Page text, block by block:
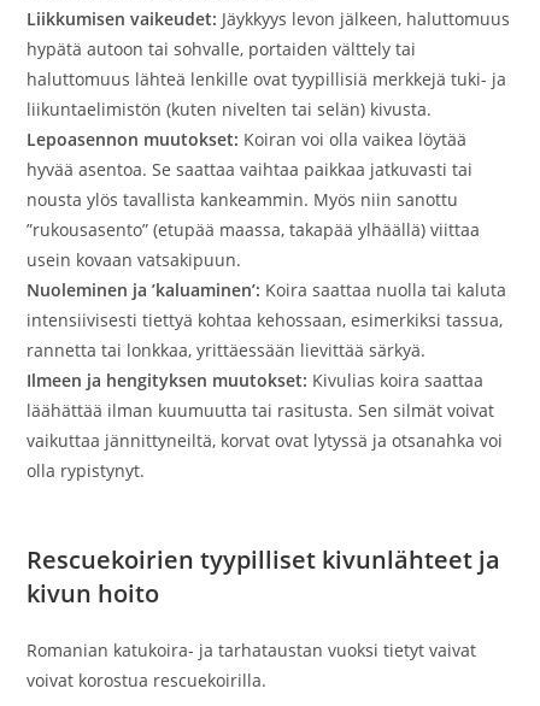
Liikkumisen vaikeudet: Jäykkyys levon jälkeen, haluttomuus
hypätä autoon tai sohvalle, portaiden välttely tai
haluttomuus lähteä lenkille ovat tyypillisiä merkkejä tuki- ja
liikuntaelimistön (kuten nivelten tai selän) kivusta.
Lepoasennon muutokset: Koiran voi olla vaikea löytää
hyvää asentoa. Se saattaa vaihtaa paikkaa jatkuvasti tai
nousta ylös tavallista kankeammin. Myös niin sanottu
”rukousasento” (etupää maassa, takapää ylhäällä) viittaa
usein kovaan vatsakipuun.
Nuoleminen ja ’kaluaminen’: Koira saattaa nuolla tai kaluta
intensiivisesti tiettyä kohtaa kehossaan, esimerkiksi tassua,
rannetta tai lonkkaa, yrittäessään lievittää särkyä.
Ilmeen ja hengityksen muutokset: Kivulias koira saattaa
läähättää ilman kuumuutta tai rasitusta. Sen silmät voivat
vaikuttaa jännittyneiltä, korvat ovat lytyssä ja otsanahka voi
olla rypistynyt.
Rescuekoirien tyypilliset kivunlähteet ja
kivun hoito
Romanian katukoira- ja tarhataustan vuoksi tietyt vaivat
voivat korostua rescuekoirilla.